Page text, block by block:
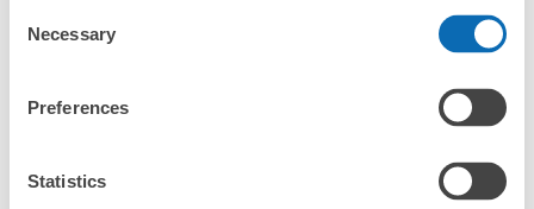
Selection
Necessary
Preferences
Statistics
全国1000箇所
どんなサイズの
荷物もOK